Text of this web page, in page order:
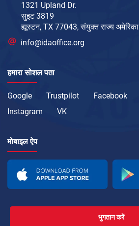
1321 Upland Dr.
सुइट 3819
ह्यूस्टन, TX 77043, संयुक्त राज्य अमेरिका
info@idaoffice.org
हमारा सोशल पता
Google Trustpilot Facebook
Instagram
VK
मोबाइल ऐप
भुगतान करें